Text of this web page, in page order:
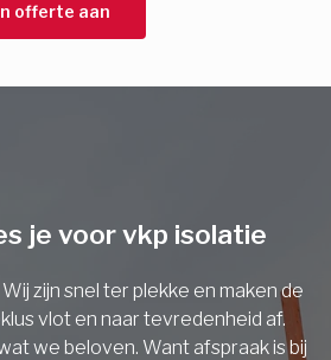
offerte aan
je voor vkp isolatie
zijn snel ter plekke en maken de
vlot en naar tevredenheid af.
we beloven. Want afspraak is bij